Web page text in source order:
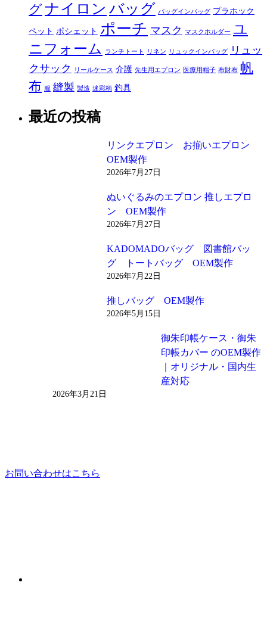
グナイロン バッグ バッグインバッグ プラホック
ペット ポシェット ポーチ マスク マスクホルダー ユ
ニフォーム
ランチトート リネン リュックインバッグ
リュッ
クサック
リールケース 介護 先生用エプロン 医療用帽子 布財布 帆
布 服 縫製 製造 迷彩柄 釣具
最近の投稿
リンクエプロン お揃いエプロン
OEM製作
2026年7月27日
ぬいぐるみのエプロン 推しエプロ
ン OEM製作
2026年7月27日
KADOMADOバッグ 図書館バッ
グ トートバッグ OEM製作
2026年7月22日
推しバッグ OEM製作
2026年5月15日
御朱印帳ケース・御朱
印帳カバー のOEM製作
｜オリジナル・国内生
産対応
2026年3月21日
お問い合わせはこちら